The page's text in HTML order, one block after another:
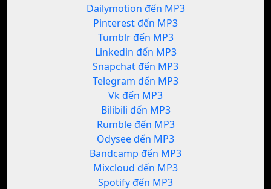
Dailymotion đến MP3
Pinterest đến MP3
Tumblr đến MP3
Linkedin đến MP3
Snapchat đến MP3
Telegram đến MP3
Vk đến MP3
Bilibili đến MP3
Rumble đến MP3
Odysee đến MP3
Bandcamp đến MP3
Mixcloud đến MP3
Spotify đến MP3